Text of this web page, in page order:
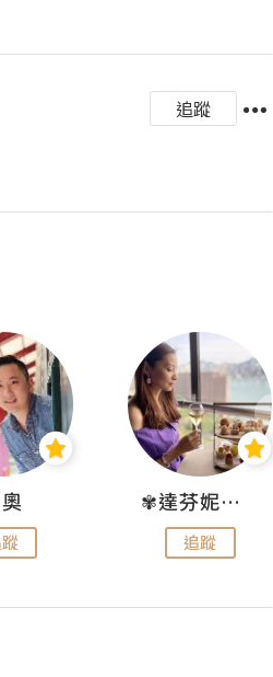
追蹤
✾達芬妮•愛孩子•愛生活✾
追蹤